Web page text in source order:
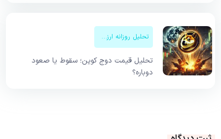
تحلیل روزانه ارزهای دیجیتال
تحلیل قیمت دوج کوین؛ سقوط یا صعود
دوباره؟